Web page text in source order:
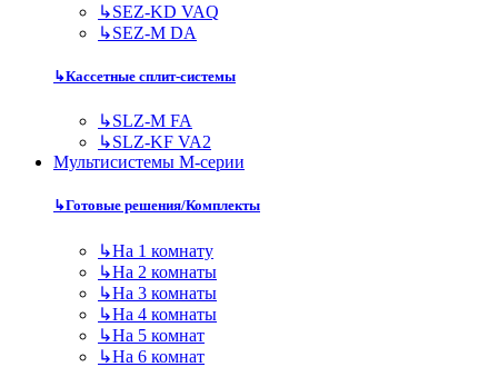
↳SEZ-KD VAQ
↳SEZ-M DA
↳Кассетные сплит-системы
↳SLZ-M FA
↳SLZ-KF VA2
Мультисистемы M-серии
↳Готовые решения/Комплекты
↳На 1 комнату
↳На 2 комнаты
↳На 3 комнаты
↳На 4 комнаты
↳На 5 комнат
↳На 6 комнат